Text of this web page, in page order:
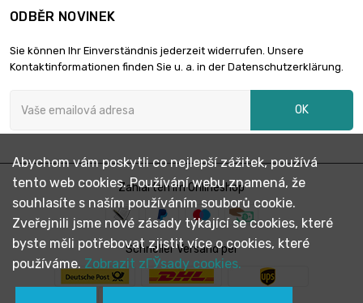
ODBĚR NOVINEK
Sie können Ihr Einverständnis jederzeit widerrufen. Unsere
Kontaktinformationen finden Sie u. a. in der Datenschutzerklärung.
OK
Zahlarten im Onlineshop
Schneller Versand per
Abychom vám poskytli co nejlepší zážitek, používá
tento web cookies. Používání webu znamená, že
souhlasíte s naším používáním souborů cookie.
Zveřejnili jsme nové zásady týkající se cookies, které
byste měli potřebovat zjistit více o cookies, které
používáme. Zobrazit zГЎsady cookies.